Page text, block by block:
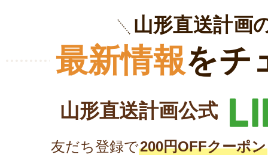
山形直送計画
最新情報をチ
山形直送計画公式
友だち登録で200円OFFクーポン